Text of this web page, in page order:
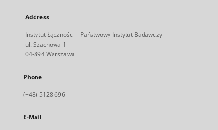
Address
Instytut Łączności – Państwowy Instytut Badawczy
ul. Szachowa 1
04-894 Warszawa
Phone
(+48) 5128 696
E-Mail